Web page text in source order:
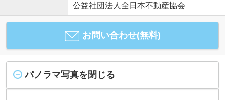
公益社団法人全日本不動産協会
お問い合わせ(無料)
パノラマ写真を閉じる